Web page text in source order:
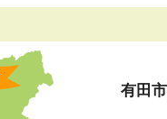
有田